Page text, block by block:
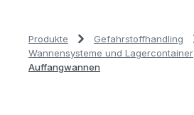
Produkte
Gefahrstoffhandling
Wannensysteme und Lagercontainer
Auffangwannen